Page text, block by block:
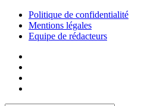
Politique de confidentialité
Mentions légales
Equipe de rédacteurs